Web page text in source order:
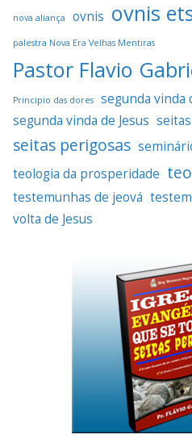
nova aliança ovnis ovnis
palestra Nova Era Velhas Mentiras
Pastor Flavio
Principio das dores
segunda vinda
segunda vinda de Jesus
seitas perigosas
teologia da prosperidade
testemunhas de jeová
volta de Jesus